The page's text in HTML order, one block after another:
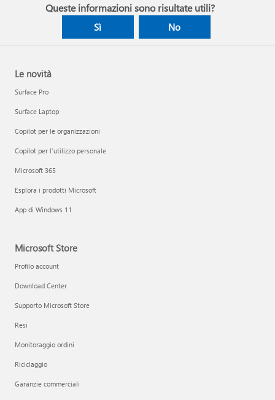
Queste informazioni sono risultate utili?
Sì No
Le novità
Surface Pro
Surface Laptop
Copilot per le organizzazioni
Copilot per l'utilizzo personale
Microsoft 365
Esplora i prodotti Microsoft
App di Windows 11
Microsoft Store
Profilo account
Download Center
Supporto Microsoft Store
Resi
Monitoraggio ordini
Riciclaggio
Garanzie commerciali